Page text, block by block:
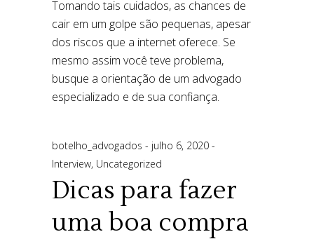
botelho_advogados
julho 6, 2020
Interview, Uncategorized
Dicas para fazer
uma boa compra